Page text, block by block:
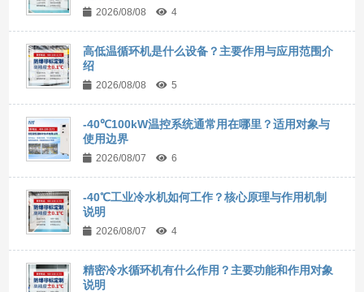
2026/08/08 4
高低温循环机是什么设备？主要作用与应用范围介
绍
2026/08/08 5
-40℃100kW温控系统通常用在哪里？适用对象与
使用边界
2026/08/07 6
-40℃工业冷水机如何工作？核心原理与作用机制
说明
2026/08/07 4
精密冷水循环机有什么作用？主要功能和作用对象
说明